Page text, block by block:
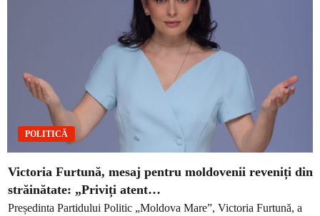
POLITICĂ
Victoria Furtună, mesaj pentru moldovenii reveniți din
străinătate: „Priviți atent…
Președinta Partidului Politic „Moldova Mare”, Victoria Furtună, a